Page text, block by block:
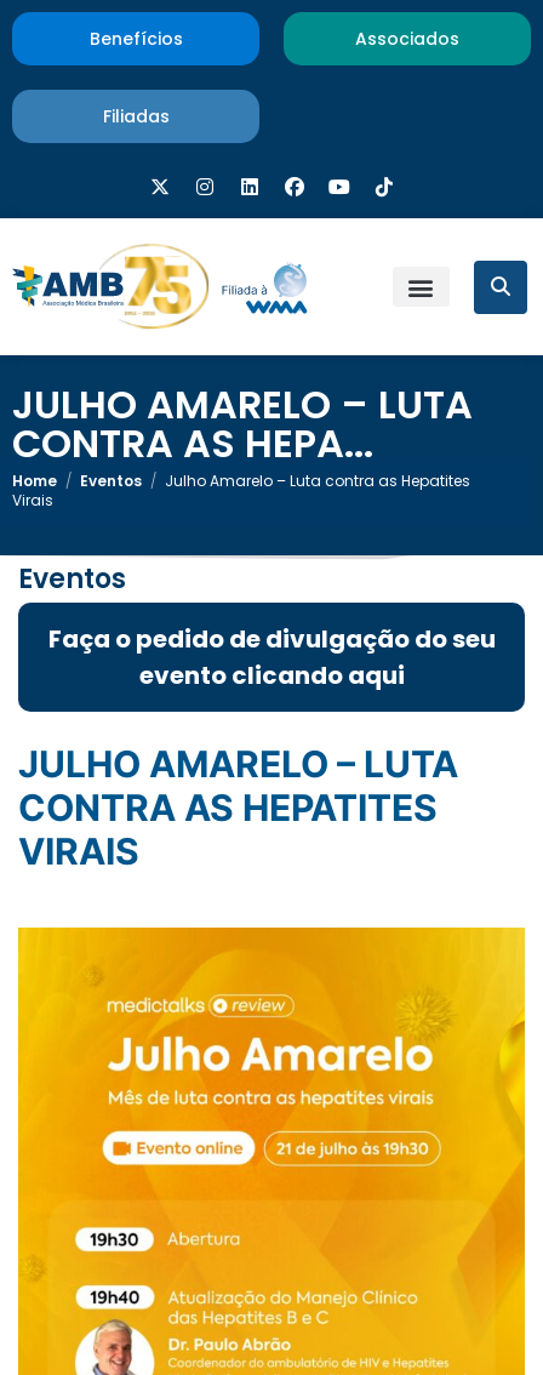
Benefícios Associados
Filiadas
JULHO AMARELO – LUTA
CONTRA AS HEPA...
Home / Eventos / Julho Amarelo – Luta contra as Hepatites
Virais
Eventos
Faça o pedido de divulgação do seu
evento clicando aqui
JULHO AMARELO – LUTA
CONTRA AS HEPATITES
VIRAIS